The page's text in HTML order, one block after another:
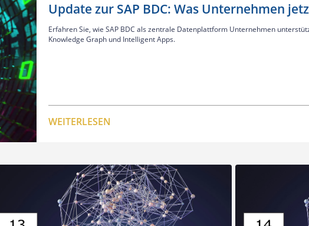
Update zur SAP BDC: Was Unternehmen
Erfahren Sie, wie SAP BDC als zentrale Datenplattform Unternehmen
Knowledge Graph und Intelligent Apps.
WEITERLESEN